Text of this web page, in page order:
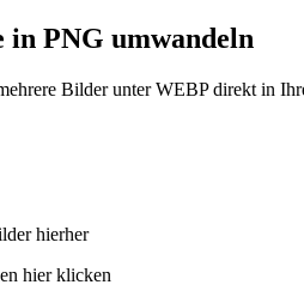
in PNG umwandeln
Bilder unter WEBP direkt in
hierher
hier klicken